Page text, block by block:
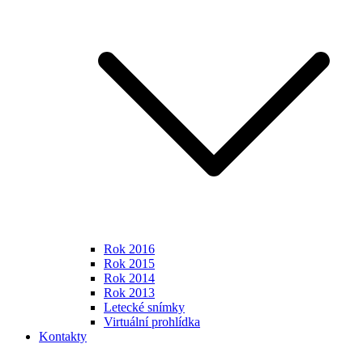
Rok 2016
Rok 2015
Rok 2014
Rok 2013
Letecké snímky
Virtuální prohlídka
Kontakty